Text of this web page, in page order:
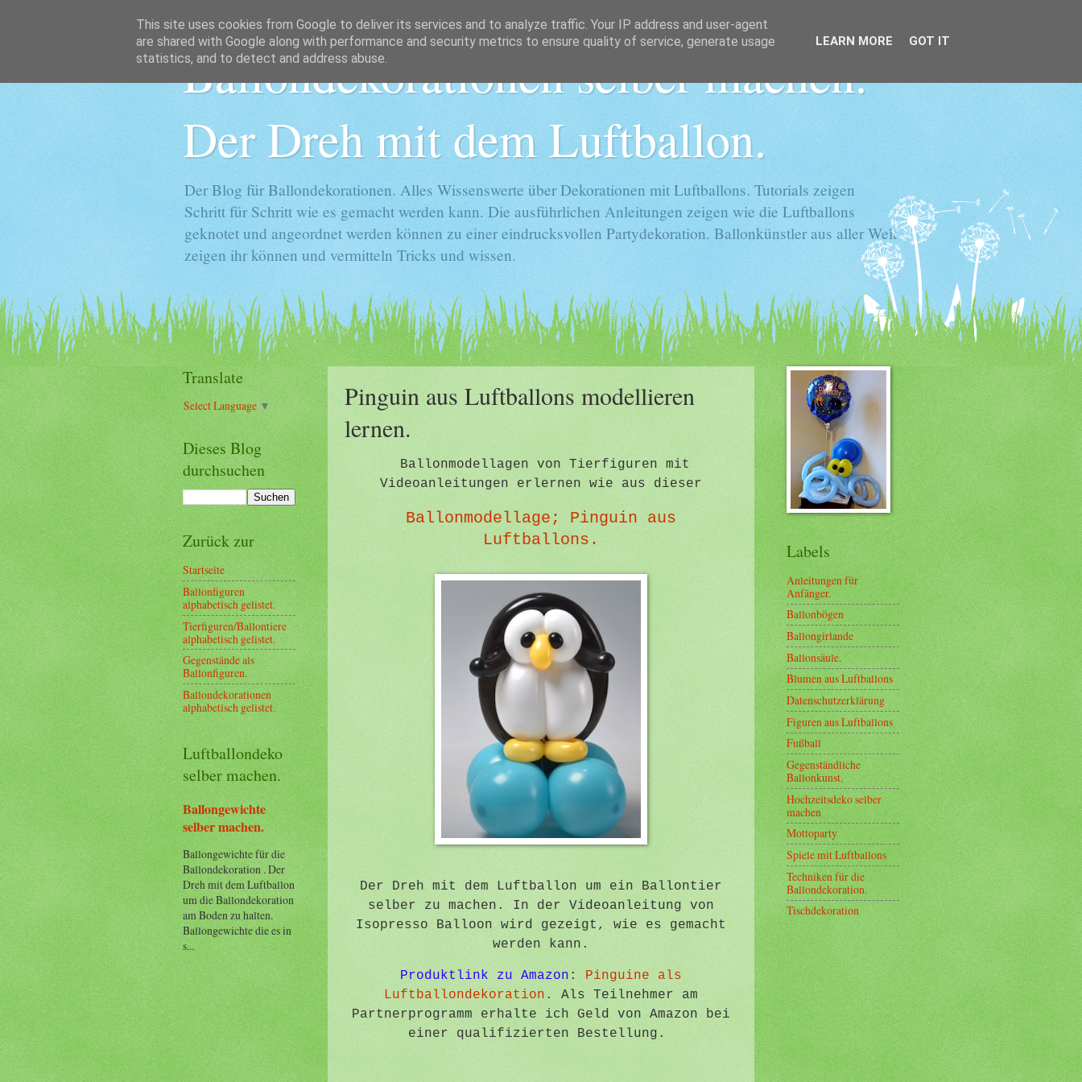
Ballondekorationen selber machen.
Der Dreh mit dem Luftballon.
Der Blog für Ballondekorationen. Alles Wissenswerte über Dekorationen mit Luftballons. Tutorials zeigen
Schritt für Schritt wie es gemacht werden kann. Die ausführlichen Anleitungen zeigen wie die Luftballons
geknotet und angeordnet werden können zu einer eindrucksvollen Partydekoration. Ballonkünstler aus aller Welt
zeigen ihr können und vermitteln Tricks und wissen.
Pinguin aus Luftballons modellieren
lernen.
Ballonmodellagen von Tierfiguren mit
Videoanleitungen erlernen wie aus dieser
Ballonmodellage; Pinguin aus
Luftballons.
Der Dreh mit dem Luftballon um ein Ballontier
selber zu machen. In der Videoanleitung von
Isopresso Balloon wird gezeigt, wie es gemacht
werden kann.
Produktlink zu Amazon : Pinguine als
Luftballondekoration . Als Teilnehmer am
Partnerprogramm erhalte ich Geld von Amazon bei
einer qualifizierten Bestellung.
Translate
Select Language▼
Dieses Blog
durchsuchen
Zurück zur
Startseite
Ballonfiguren
alphabetisch gelistet.
Tierfiguren/Ballontiere
alphabetisch gelistet.
Gegenstände als
Ballonfiguren.
Ballondekorationen
alphabetisch gelistet.
Luftballondeko
selber machen.
Ballongewichte
selber machen.
Ballongewichte für die
Ballondekoration . Der
Dreh mit dem Luftballon
um die Ballondekoration
am Boden zu halten.
Ballongewichte die es in
s...
Labels
Anleitungen für
Anfänger.
Ballonbögen
Ballongirlande
Ballonsäule.
Blumen aus Luftballons
Datenschutzerklärung
Figuren aus Luftballons
Fußball
Gegenständliche
Ballonkunst.
Hochzeitsdeko selber
machen
Mottoparty
Spiele mit Luftballons
Techniken für die
Ballondekoration.
Tischdekoration
This site uses cookies from Google to deliver its services and to analyze traffic. Your IP address and user-agent
are shared with Google along with performance and security metrics to ensure quality of service, generate usage
statistics, and to detect and address abuse.
LEARN MORE GOT IT